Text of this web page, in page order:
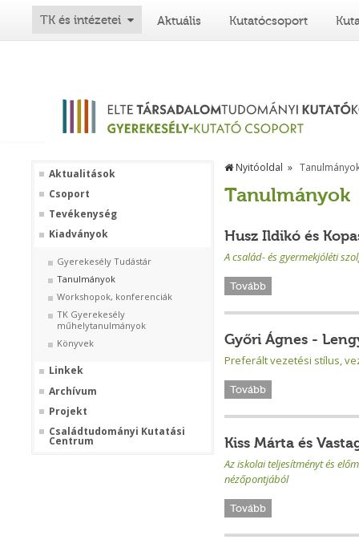
TK és intézetei Aktuális Kutatócsoport
Aktualitások
Csoport
Tevékenység
Kiadványok
Gyerekesély Tudástár
Tanulmányok
Workshopok, konferenciák
TK Gyerekesély
műhelytanulmányok
Könyvek
Linkek
Archívum
Projekt
Családtudományi Kutatási
Centrum
Nyitóoldal
Tanulmányok
Husz Ildikó és
A család- és gyermekjóléti
Tovább
Győri Ágnes -
Preferált vezetési stílus,
Tovább
Kiss Márta és
Az iskolai teljesítményt és
nézőpontjából
Tovább